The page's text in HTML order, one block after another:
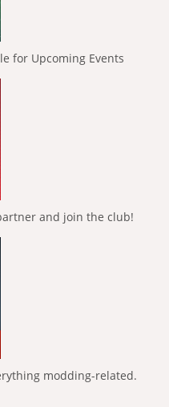
for Upcoming Events
and join the club!
modding-related.